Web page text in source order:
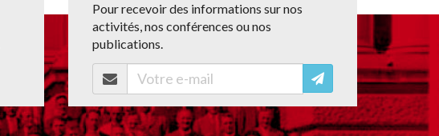
Pour recevoir des informations sur nos
activités, nos conférences ou nos
publications.